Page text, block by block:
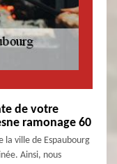
de votre
ramonage 60
la ville de Espaubourg
Ainsi, nous